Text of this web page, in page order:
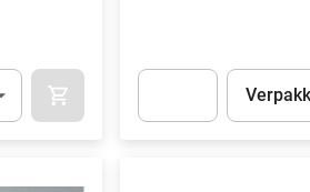
Eenheid